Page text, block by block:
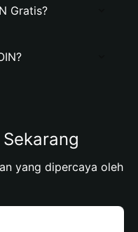
Gratis?
yang dipercaya oleh